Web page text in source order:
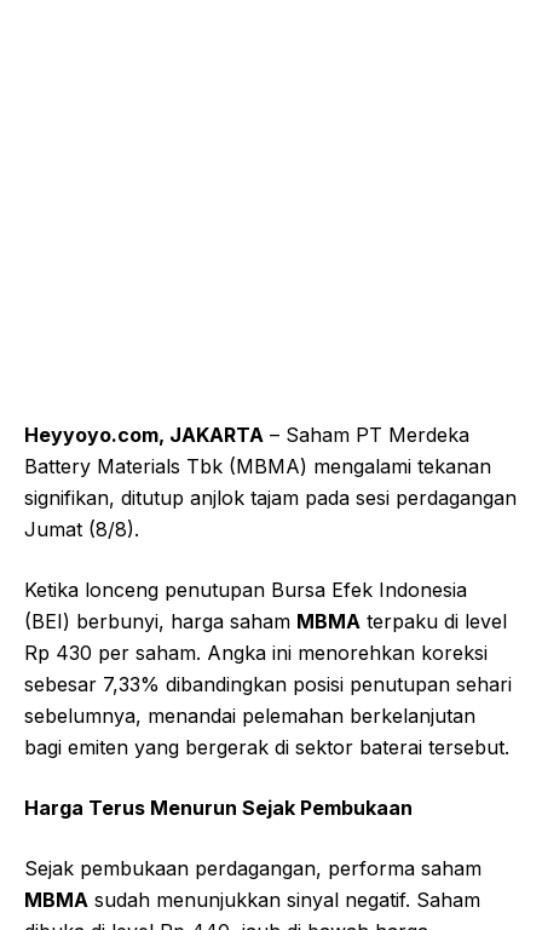
Heyyoyo.com, JAKARTA – Saham PT Merdeka
Battery Materials Tbk (MBMA) mengalami tekanan
signifikan, ditutup anjlok tajam pada sesi perdagangan
Jumat (8/8).
Ketika lonceng penutupan Bursa Efek Indonesia
(BEI) berbunyi, harga saham MBMA terpaku di level
Rp 430 per saham. Angka ini menorehkan koreksi
sebesar 7,33% dibandingkan posisi penutupan sehari
sebelumnya, menandai pelemahan berkelanjutan
bagi emiten yang bergerak di sektor baterai tersebut.
Harga Terus Menurun Sejak Pembukaan
Sejak pembukaan perdagangan, performa saham
MBMA sudah menunjukkan sinyal negatif. Saham